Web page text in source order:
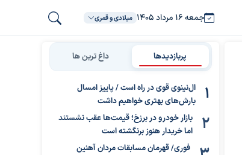
جمعه ۱۶ مرداد ۱۴۰۵ میلادی و قمری
پربازدیدها داغ ترین ها
ال‌نینوی قوی در راه است / پاییز امسال
بارش‌های بهتری خواهیم داشت
بازار خودرو در برزخ؛ قیمت‌ها عقب نشستند
اما خریدار هنوز برنگشته است
فوری/ قهرمان مسابقات مردان آهنین